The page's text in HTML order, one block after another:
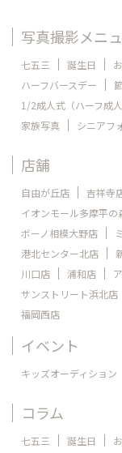
写真撮影メニ
七五三 誕生日
ハーフバースデー
1/2成人式（ハーフ成人
家族写真
シニアフ
店舗
自由が丘店 吉祥寺
イオンモール多摩平の
ボーノ相模大野店
港北センター北店
川口店
浦和店
サンストリート浜北店
福岡西店
イベント
キッズオーディション
コラム
七五三 誕生日